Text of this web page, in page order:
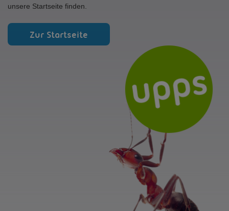
unsere Startseite finden.
Zur Startseite